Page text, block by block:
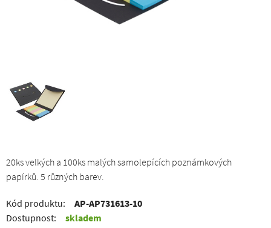
20ks velkých a 100ks malých samolepících poznámkových
papírků. 5 různých barev.
Kód produktu:
AP-AP731613-10
Dostupnost:
skladem